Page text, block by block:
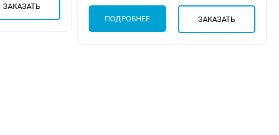
ЗАКАЗАТЬ
ПОДРОБНЕЕ ЗАКАЗАТЬ